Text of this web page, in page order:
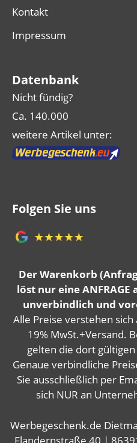
Kontakt
Impressum
Datenbank
Nicht fündig?
Ca. 140.000
weitere Artikel unter:
Folgen Sie uns
Der Warenkorb
löst nur eine ANFRAGE
unverbindlich und
Alle Preise verstehen
19% MwSt.+Versand.
gelten die dort
Genaue verbindliche
Sie ausschließlich per
sich NUR an
Werbegeschenk.de